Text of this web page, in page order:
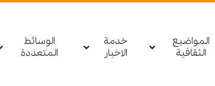
المواضيع
الثقافية
خدمة
الاخبار
الوسائط
المتعددة